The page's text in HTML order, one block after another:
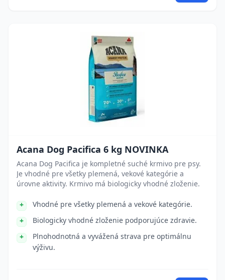
Acana Dog Pacifica 6 kg NOVINKA
Acana Dog Pacifica je kompletné suché krmivo pre psy.
Je vhodné pre všetky plemená, vekové kategórie a
úrovne aktivity. Krmivo má biologicky vhodné zloženie.
Vhodné pre všetky plemená a vekové kategórie.
Biologicky vhodné zloženie podporujúce zdravie.
Plnohodnotná a vyvážená strava pre optimálnu
výživu.